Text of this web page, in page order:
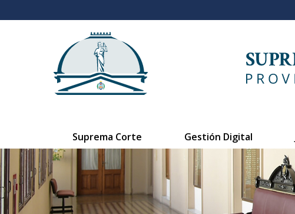
Suprema Corte Gestión Digital